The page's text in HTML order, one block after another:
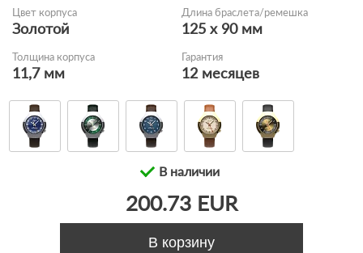
Цвет корпуса
Золотой
Длина браслета/ремешка
125 x 90 мм
Толщина корпуса
11,7 мм
Гарантия
12 месяцев
В наличии
200.73 EUR
В корзину